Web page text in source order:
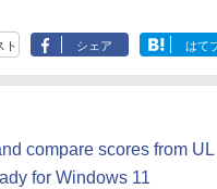
ト シェア はて
compare scores from
for Windows 11